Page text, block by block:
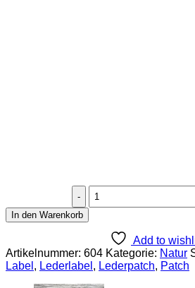
Lederlabel
"Gipfelkreuz"
In den Warenkorb
Add to
Artikelnummer: 604 Kategorie: Natur
Label , Lederlabel , Lederpatch, Patch